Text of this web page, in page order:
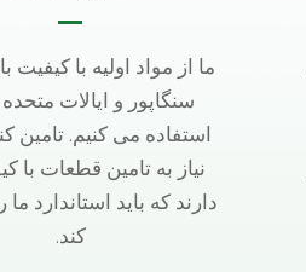
ما از مواد اولیه با کیفیت
سنگاپور و ایالات متحده
استفاده می کنیم. تامین
نیاز به تامین قطعات با
دارند که باید استاندارد ما
کند.